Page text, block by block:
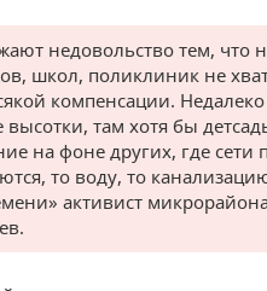
недовольство тем, что
школ, поликлиник не
компенсации.
высотки, там хотя бы
на фоне других, где сети
то воду, то
активист